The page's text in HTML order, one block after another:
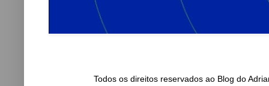
Todos os direitos reservados ao Blog do